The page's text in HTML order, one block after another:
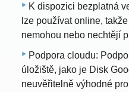
K dispozici bezplatná
lze používat online,
nemohou nebo nechtějí
Podpora cloudu:
úložiště, jako je Disk
neuvěřitelně výhodné